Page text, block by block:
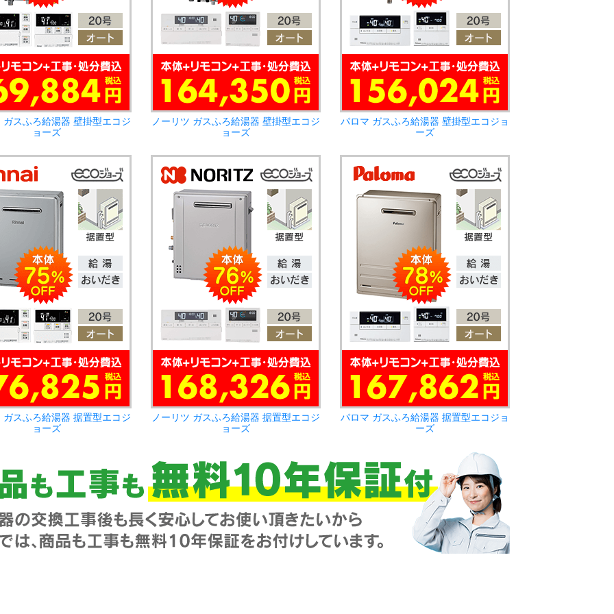
ガスふろ給湯器 壁掛型エコジ
ョーズ
ノーリツ ガスふろ給湯器 壁掛型エコジ
ョーズ
パロマ ガスふろ給湯器 壁掛型エコジョ
ーズ
ガスふろ給湯器 据置型エコジ
ョーズ
ノーリツ ガスふろ給湯器 据置型エコジ
ョーズ
パロマ ガスふろ給湯器 据置型エコジョ
ーズ